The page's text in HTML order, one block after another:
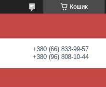
Кошик
+380 (66) 833-99-57
+380 (96) 808-10-44